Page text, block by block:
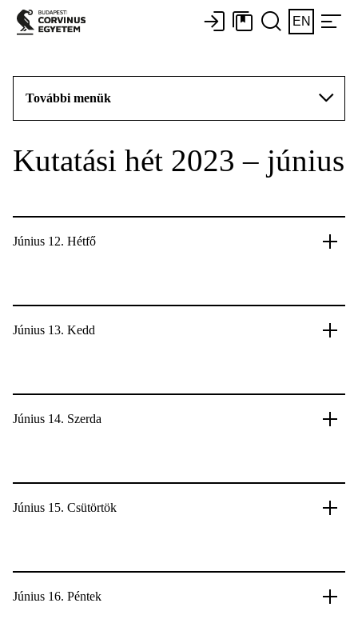
EN
További menük
Kutatási hét 2023 – június
Június 12. Hétfő
Június 13. Kedd
Június 14. Szerda
Június 15. Csütörtök
Június 16. Péntek